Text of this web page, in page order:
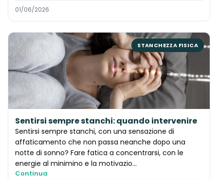
01/06/2026
STANCHEZZA FISICA
Sentirsi sempre stanchi: quando intervenire
Sentirsi sempre stanchi, con una sensazione di
affaticamento che non passa neanche dopo una
notte di sonno? Fare fatica a concentrarsi, con le
energie al minimino e la motivazio…
Continua